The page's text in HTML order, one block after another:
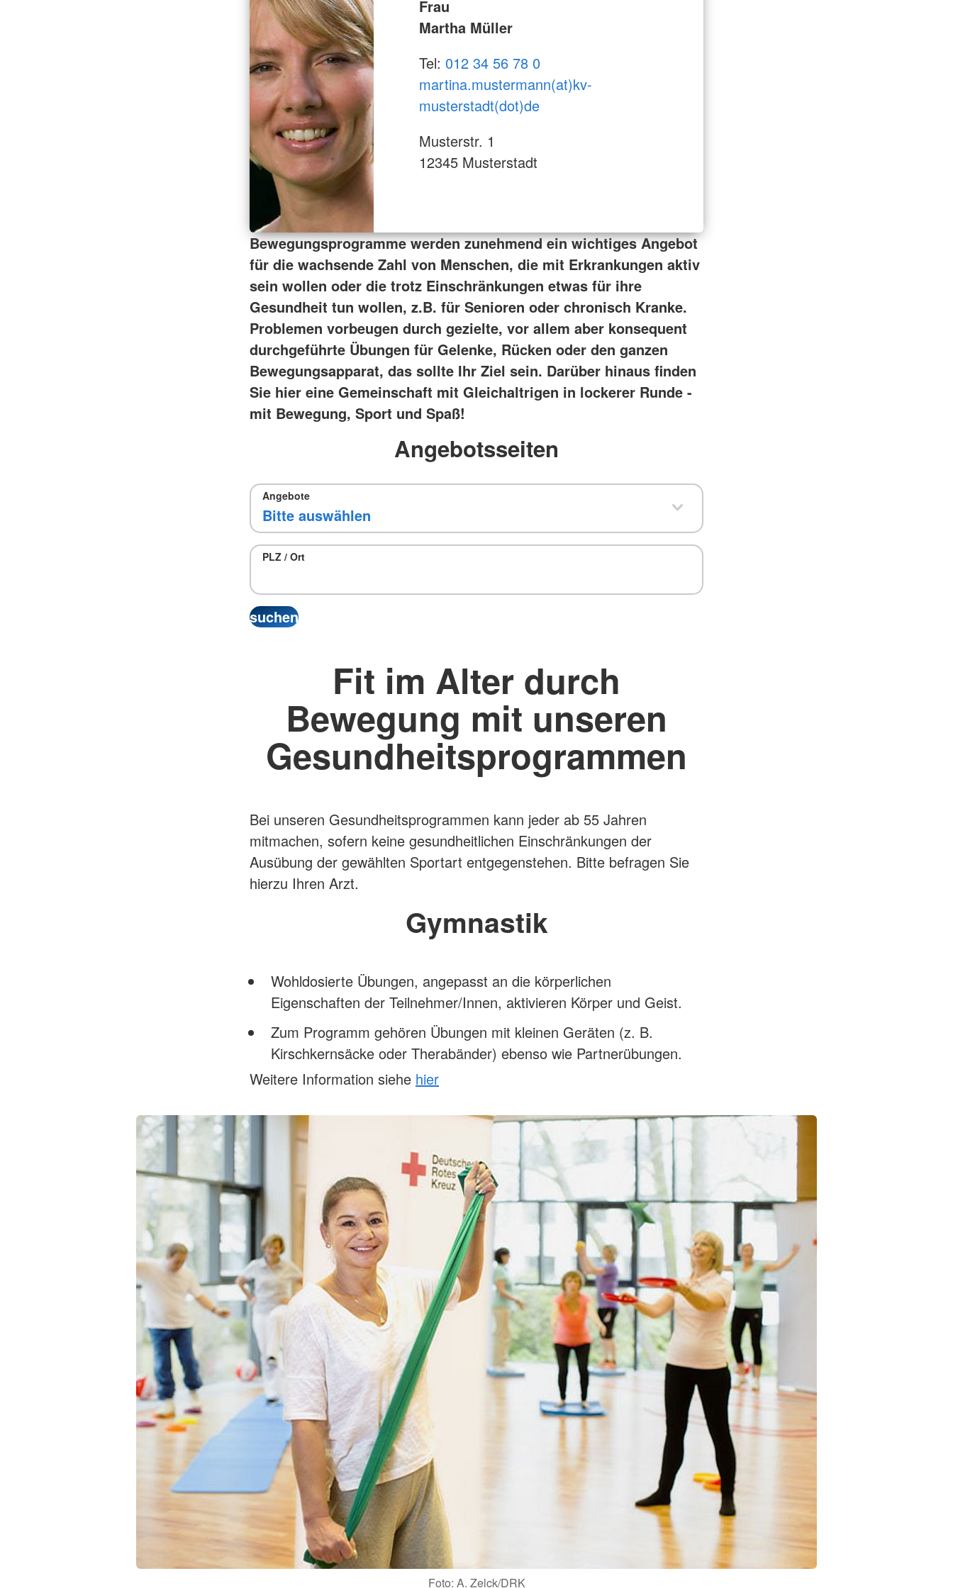
Frau
Martha Müller
Tel: 012 34 56 78 0
martina.mustermann(at)kv-
musterstadt(dot)de
Musterstr. 1
12345 Musterstadt
Bewegungsprogramme werden zunehmend ein wichtiges Angebot
für die wachsende Zahl von Menschen, die mit Erkrankungen aktiv
sein wollen oder die trotz Einschränkungen etwas für ihre
Gesundheit tun wollen, z.B. für Senioren oder chronisch Kranke.
Problemen vorbeugen durch gezielte, vor allem aber konsequent
durchgeführte Übungen für Gelenke, Rücken oder den ganzen
Bewegungsapparat, das sollte Ihr Ziel sein. Darüber hinaus finden
Sie hier eine Gemeinschaft mit Gleichaltrigen in lockerer Runde -
mit Bewegung, Sport und Spaß!
Angebotsseiten
Angebote
PLZ / Ort
Fit im Alter durch
Bewegung mit unseren
Gesundheitsprogrammen
Bei unseren Gesundheitsprogrammen kann jeder ab 55 Jahren
mitmachen, sofern keine gesundheitlichen Einschränkungen der
Ausübung der gewählten Sportart entgegenstehen. Bitte befragen Sie
hierzu Ihren Arzt.
Foto: A. Zelck/DRK
Gymnastik
Wohldosierte Übungen, angepasst an die körperlichen
Eigenschaften der Teilnehmer/Innen, aktivieren Körper und Geist.
Zum Programm gehören Übungen mit kleinen Geräten (z. B.
Kirschkernsäcke oder Therabänder) ebenso wie Partnerübungen.
Weitere Information siehe hier